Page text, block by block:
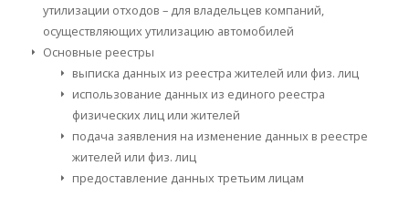
утилизации отходов – для владельцев компаний,
осуществляющих утилизацию автомобилей
Основные реестры
выписка данных из реестра жителей или физ. лиц
использование данных из единого реестра
физических лиц или жителей
подача заявления на изменение данных в реестре
жителей или физ. лиц
предоставление данных третьим лицам